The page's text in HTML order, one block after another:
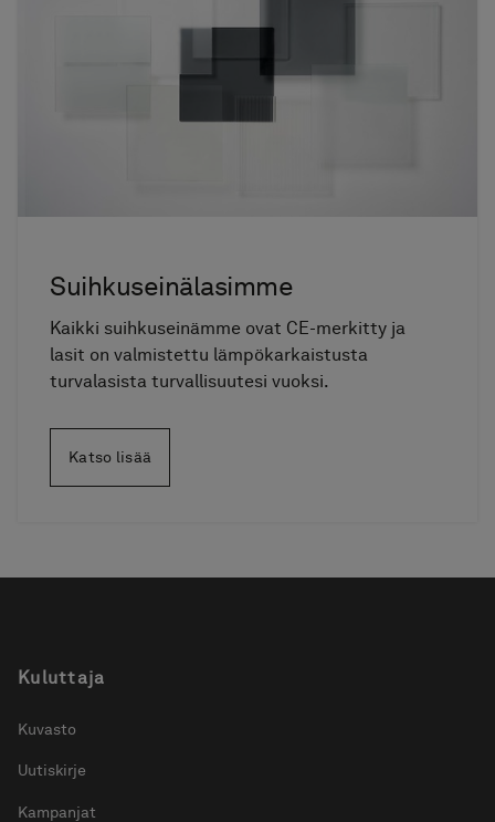
Suihkuseinälasimme
Kaikki suihkuseinämme ovat CE-merkitty ja
lasit on valmistettu lämpökarkaistusta
turvalasista turvallisuutesi vuoksi.
Katso lisää
Kuluttaja
Kuvasto
Uutiskirje
Kampanjat